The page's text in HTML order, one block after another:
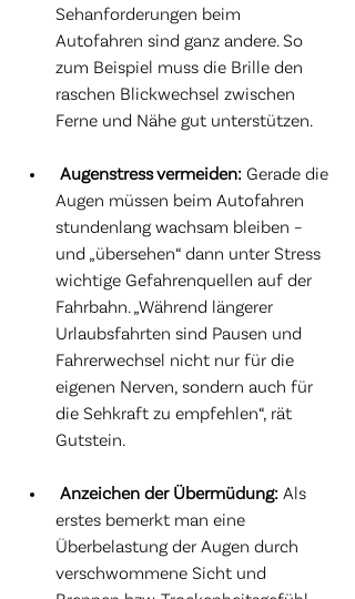
Sehanforderungen beim
Autofahren sind ganz andere. So
zum Beispiel muss die Brille den
raschen Blickwechsel zwischen
Ferne und Nähe gut unterstützen.
Augenstress vermeiden: Gerade die
Augen müssen beim Autofahren
stundenlang wachsam bleiben –
und „übersehen“ dann unter Stress
wichtige Gefahrenquellen auf der
Fahrbahn. „Während längerer
Urlaubsfahrten sind Pausen und
Fahrerwechsel nicht nur für die
eigenen Nerven, sondern auch für
die Sehkraft zu empfehlen“, rät
Gutstein.
Anzeichen der Übermüdung: Als
erstes bemerkt man eine
Überbelastung der Augen durch
verschwommene Sicht und